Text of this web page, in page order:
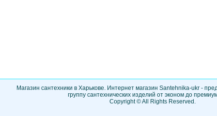
Магазин сантехники в Харькове. Интернет магазин Santehnika-ukr -
группу сантехнических изделий от эконом до
Copyright © All Rights Reserved.